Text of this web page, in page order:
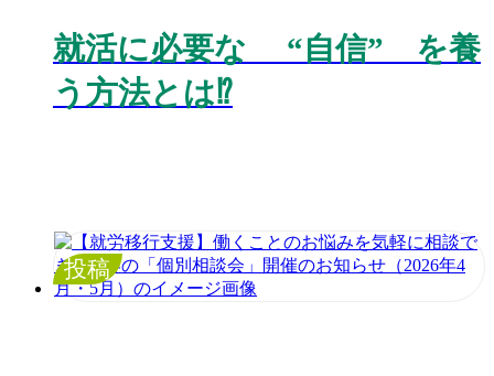
就活に必要な “自信” を養
う方法とは⁉️
投稿